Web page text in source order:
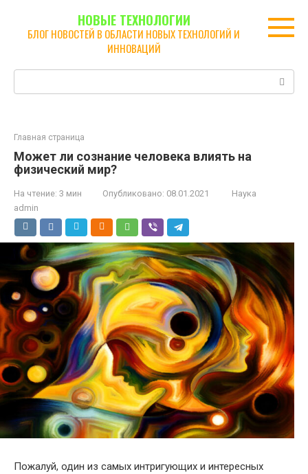
контенту
НОВЫЕ ТЕХНОЛОГИИ
БЛОГ НОВОСТЕЙ В ОБЛАСТИ НОВЫХ ТЕХНОЛОГИЙ И
ИННОВАЦИЙ
Главная страница
Может ли сознание человека влиять на
физический мир?
На чтение: 3 мин Опубликовано: 08.01.2021
Наука
admin
Пожалуй, один из самых интригующих и интересных